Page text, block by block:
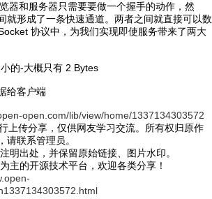
器和服务器只需要要做一个握手的动作，然
就形成了一条快速通道。两者之间就直接可以数
协议中，为我们实现即使服务带来了两大
的-大概只有 2 Bytes
给客户端
open.com/lib/view/home/1337134303572
上传分享，仅供网友学习交流。所有权归原作
请联系管理员。
明出处，并保留原始链接、图片水印。
主的开源技术平台，欢迎各类分享！